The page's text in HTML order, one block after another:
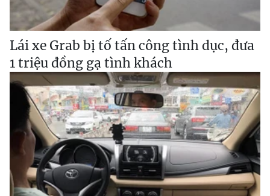
Lái xe Grab bị tố tấn công tình dục, đưa
1 triệu đồng gạ tình khách